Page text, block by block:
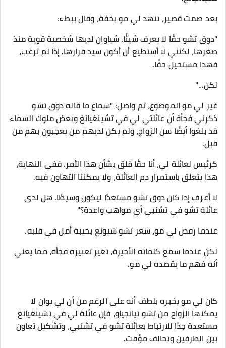
بعد صمت قصير، تنهد لي مو بخفة، وقال ببطء:
"دوق تشو حقًا لا يعرف شيئًا. شياوان لديها شخصية قوية منذ
صغرها، لكنني لا أستطيع أن أكون سيد قرارها. إذا لم ترغب،
فهذا مستحيل حقًا.
لكن..."
غير لي مو الموضوع، ثم واصل: "سماع ما قاله دوق تشو
ذكرني فجأة أن عائلتي لي في تشينغيانغ وبعض ملوك السماء
قد بلغوا أيضًا سن الزواج، ولم يكن لديهم من يعجبون بهم من
قبل.
كرئيس لعائلة لي، أنا حقًا قلق بشأن هذا الأمر. ففي النهاية،
هذا يتعلق باستمرار دم العائلة، ولا يمكننا التهاون فيه.
لا أعرف إذا كان دوق تشو مستعدًا ليكون وسيطًا. هل لدى
عائلة تشو في تشنبي أي مواهب واعدة؟"
عندما رفض لي مو، شعر تشو شيونغ بخيبة أمل في قلبه.
لكن عندما سمع كلماته الأخيرة، تغير تعبيره فجأة، مما يعني
أنه فهم ما يقصده لي مو.
كان لي مو يخبره بلطف أنه على الرغم من أن لي يوان لا
يمكنها الزواج من تشو تيانجياو، فإن عائلة لي في تشينغيانغ
مستعدة جدًا للارتباط بعائلة تشو في تشنبي، وتشكيل تعاون
بين الطرفين وتحالف مؤقت.